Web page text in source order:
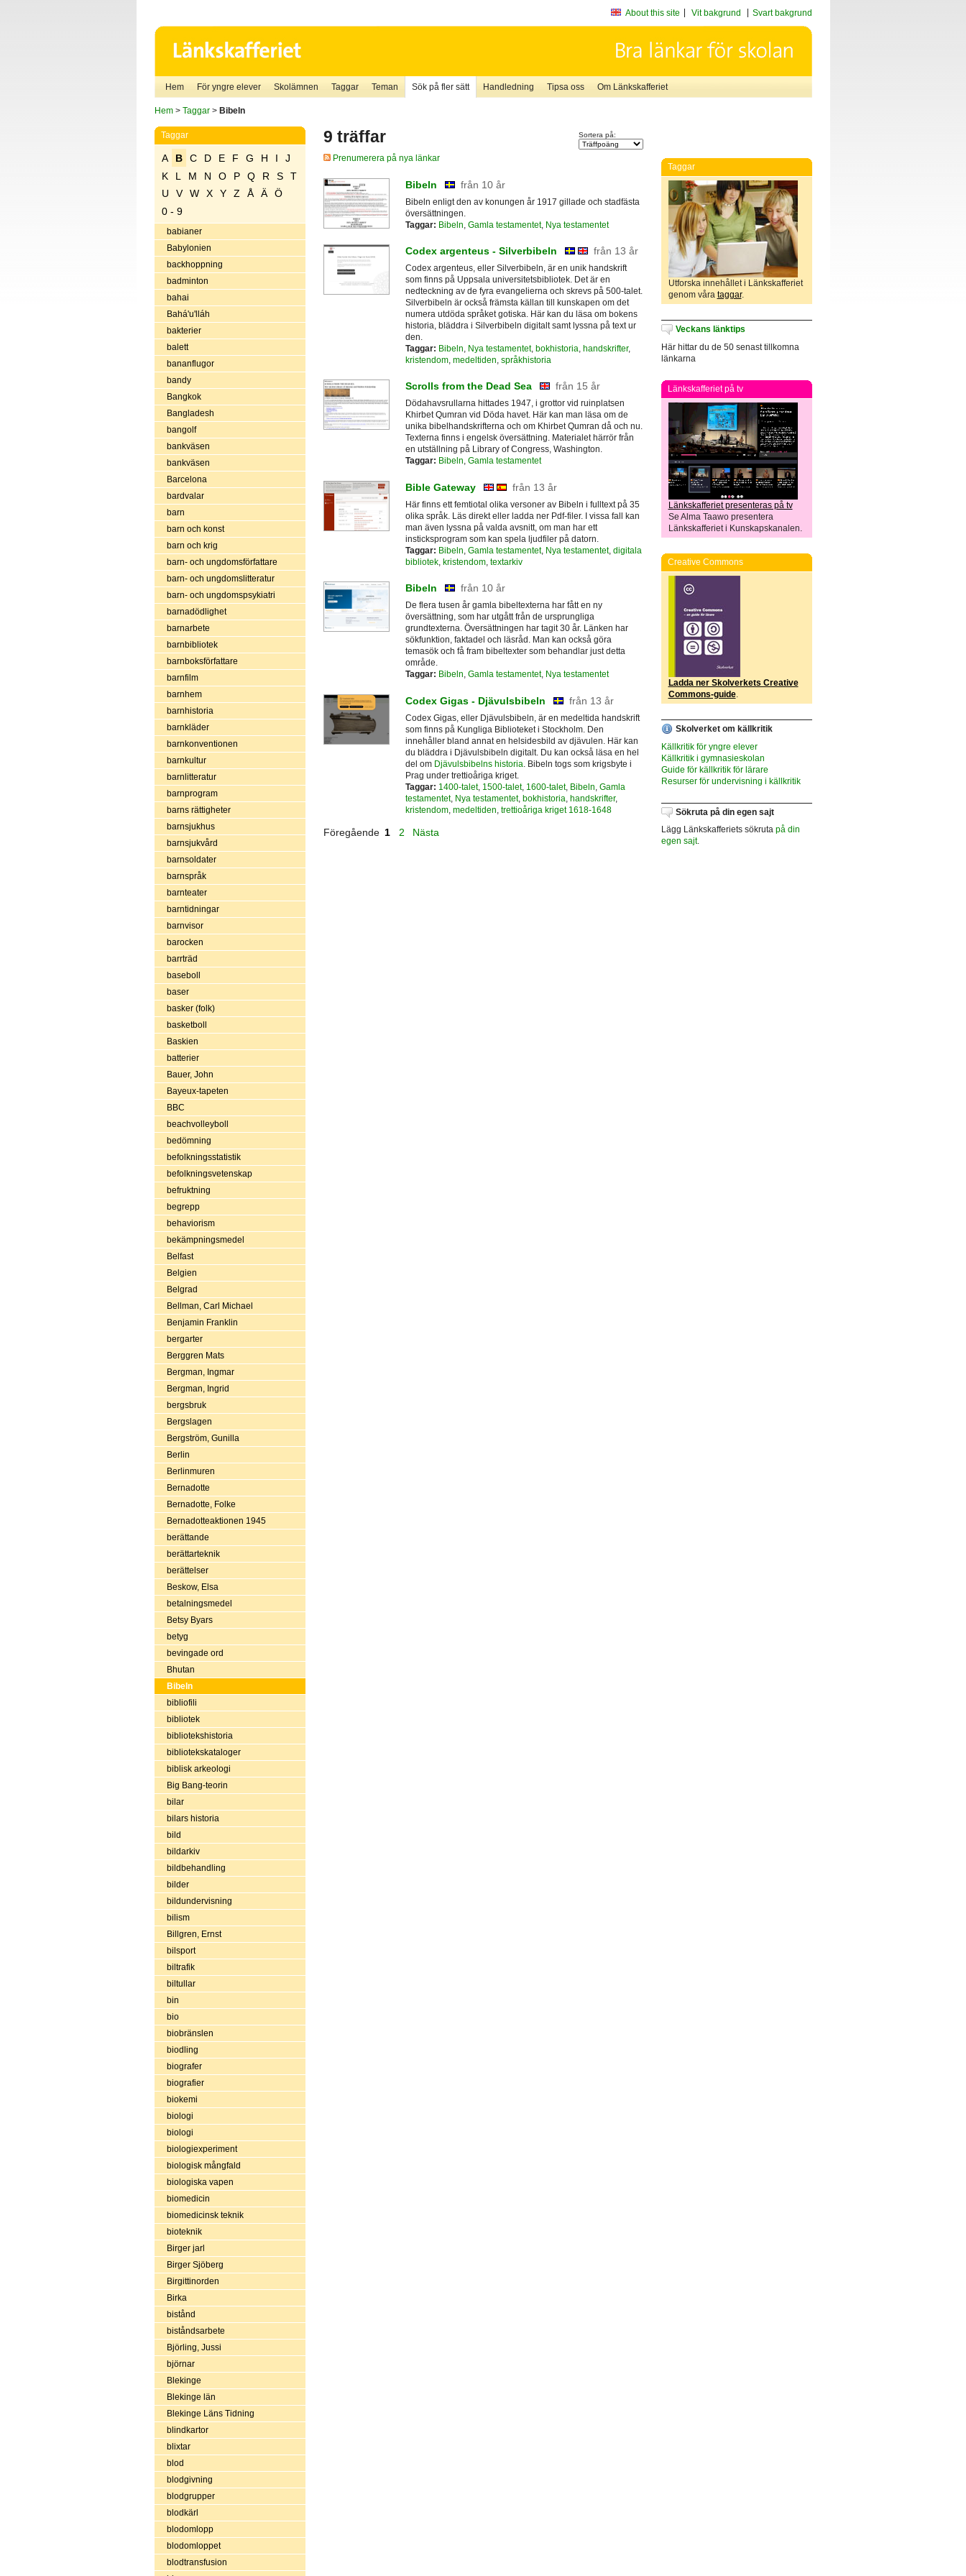
About this site Vit bakgrund Svart bakgrund
Hem För yngre elever Skolämnen Taggar Teman Sök på fler sätt Handledning Tipsa oss Om Länkskafferiet
Hem> Taggar> Bibeln
Taggar
A B C D E F G H I
J
K
L M N O P Q R S
T
U
V W X Y Z Å Ä
Ö
0 - 9
babianer
Babylonien
backhoppning
badminton
bahai
Bahá'u'lláh
bakterier
balett
bananflugor
bandy
Bangkok
Bangladesh
bangolf
bankväsen
bankväsen
Barcelona
bardvalar
barn
barn och konst
barn och krig
barn- och ungdomsförfattare
barn- och ungdomslitteratur
barn- och ungdomspsykiatri
barnadödlighet
barnarbete
barnbibliotek
barnboksförfattare
barnfilm
barnhem
barnhistoria
barnkläder
barnkonventionen
barnkultur
barnlitteratur
barnprogram
barns rättigheter
barnsjukhus
barnsjukvård
barnsoldater
barnspråk
barnteater
barntidningar
barnvisor
barocken
barrträd
baseboll
baser
basker (folk)
basketboll
Baskien
batterier
Bauer, John
Bayeux-tapeten
BBC
beachvolleyboll
bedömning
befolkningsstatistik
befolkningsvetenskap
befruktning
begrepp
behaviorism
bekämpningsmedel
Belfast
Belgien
Belgrad
Bellman, Carl Michael
Benjamin Franklin
bergarter
Berggren Mats
Bergman, Ingmar
Bergman, Ingrid
bergsbruk
Bergslagen
Bergström, Gunilla
Berlin
Berlinmuren
Bernadotte
Bernadotte, Folke
Bernadotteaktionen 1945
berättande
berättarteknik
berättelser
Beskow, Elsa
betalningsmedel
Betsy Byars
betyg
bevingade ord
Bhutan
Bibeln
bibliofili
bibliotek
bibliotekshistoria
bibliotekskataloger
biblisk arkeologi
Big Bang-teorin
bilar
bilars historia
bild
bildarkiv
bildbehandling
bilder
bildundervisning
bilism
Billgren, Ernst
bilsport
biltrafik
biltullar
bin
bio
biobränslen
biodling
biografer
biografier
biokemi
biologi
biologi
biologiexperiment
biologisk mångfald
biologiska vapen
biomedicin
biomedicinsk teknik
bioteknik
Birger jarl
Birger Sjöberg
Birgittinorden
Birka
bistånd
biståndsarbete
Björling, Jussi
björnar
Blekinge
Blekinge län
Blekinge Läns Tidning
blindkartor
blixtar
blod
blodgivning
blodgrupper
blodkärl
blodomlopp
blodomloppet
blodtransfusion
9 träffar Sortera på:
Prenumerera på nya länkar
Bibeln från 10 år
Bibeln enligt den av konungen år 1917 gillade och stadfästa
översättningen.
Taggar: Bibeln Gamla testamentet, Nya testamentet
Codex argenteus - Silverbibeln från 13 år
Codex argenteus, eller Silverbibeln, är en unik handskrift
som finns på Uppsala universitetsbibliotek. Det är en
nedteckning av de fyra evangelierna och skrevs på 500-talet.
Silverbibeln är också främsta källan till kunskapen om det
numera utdöda språket gotiska. Här kan du läsa om bokens
historia, bläddra i Silverbibeln digitalt samt lyssna på text ur
den.
Taggar: Bibeln, Nya testamentet, bokhistoria, handskrifter,
kristendom, medeltiden, språkhistoria
Scrolls from the Dead Sea från 15 år
Dödahavsrullarna hittades 1947, i grottor vid ruinplatsen
Khirbet Qumran vid Döda havet. Här kan man läsa om de
unika bibelhandskrifterna och om Khirbet Qumran då och nu.
Texterna finns i engelsk översättning. Materialet härrör från
en utställning på Library of Congress, Washington.
Taggar: Bibeln, Gamla testamentet
Bible Gateway från 13 år
Här finns ett femtiotal olika versoner av Bibeln i fulltext på 35
olika språk. Läs direkt eller ladda ner Pdf-filer. I vissa fall kan
man även lyssna på valda avsnitt, om man har ett
insticksprogram som kan spela ljudfiler på datorn.
Taggar: Bibeln, Gamla testamentet, Nya testamentet, digitala
bibliotek, kristendom, textarkiv
Bibeln från 10 år
De flera tusen år gamla bibeltexterna har fått en ny
översättning, som har utgått från de ursprungliga
grundtexterna. Översättningen har tagit 30 år. Länken har
sökfunktion, faktadel och läsråd. Man kan också göra
temasök och få fram bibeltexter som behandlar just detta
område.
Taggar: Bibeln, Gamla testamentet, Nya testamentet
Codex Gigas - Djävulsbibeln från 13 år
Codex Gigas, eller Djävulsbibeln, är en medeltida handskrift
som finns på Kungliga Biblioteket i Stockholm. Den
innehåller bland annat en helsidesbild av djävulen. Här kan
du bläddra i Djävulsbibeln digitalt. Du kan också läsa en hel
del om Djävulsbibelns historia . Bibeln togs som krigsbyte i
Prag under trettioåriga kriget.
Taggar: 1400-talet, 1500-talet, 1600-talet, Bibeln Gamla
testamentet, Nya testamentet, bokhistoria handskrifter,
kristendom, medeltiden trettioåriga kriget 1618-1648
Föregående 1 2 Nästa
Taggar
Utforska innehållet i Länkskafferiet
genom våra taggar.
Veckans länktips
Här hittar du de 50 senast tillkomna
länkarna
Länkskafferiet på tv
Länkskafferiet presenteras på tv
Se Alma Taawo presentera
Länkskafferiet i Kunskapskanalen.
Creative Commons
Ladda ner Skolverkets Creative
Commons-guide.
Skolverket om källkritik
Källkritik för yngre elever
Källkritik i gymnasieskolan
Guide för källkritik för lärare
Resurser för undervisning i källkritik
Sökruta på din egen sajt
Lägg Länkskafferiets sökruta på din
egen sajt.